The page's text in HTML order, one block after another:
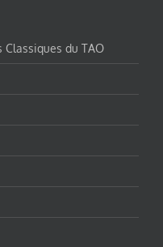
Classiques du TAO